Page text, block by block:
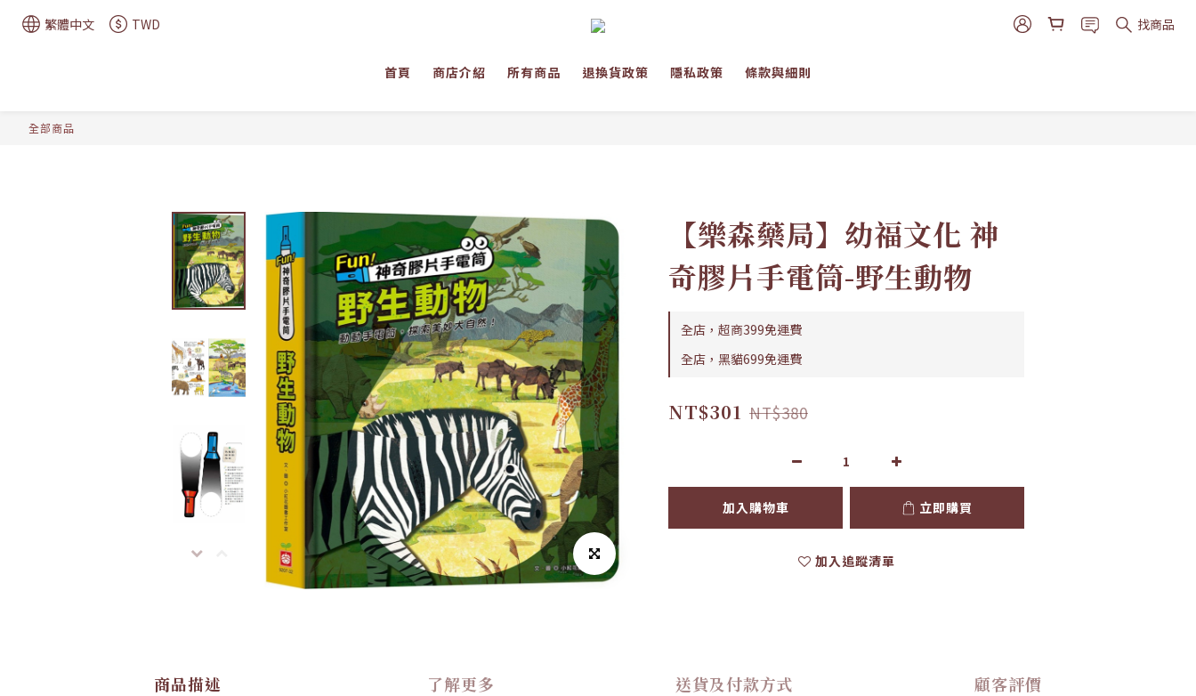
繁體中文 TWD 找商品
首頁 商店介紹 所有商品 退換貨政策 隱私政策 條款與細則
全部商品
【樂森藥局】幼福文化 神
奇膠片手電筒-野生動物
全店，超商399免運費
全店，黑貓699免運費
NT$301 NT$380
加入購物車 立即購買
加入追蹤清單
商品描述 了解更多 送貨及付款方式 顧客評價